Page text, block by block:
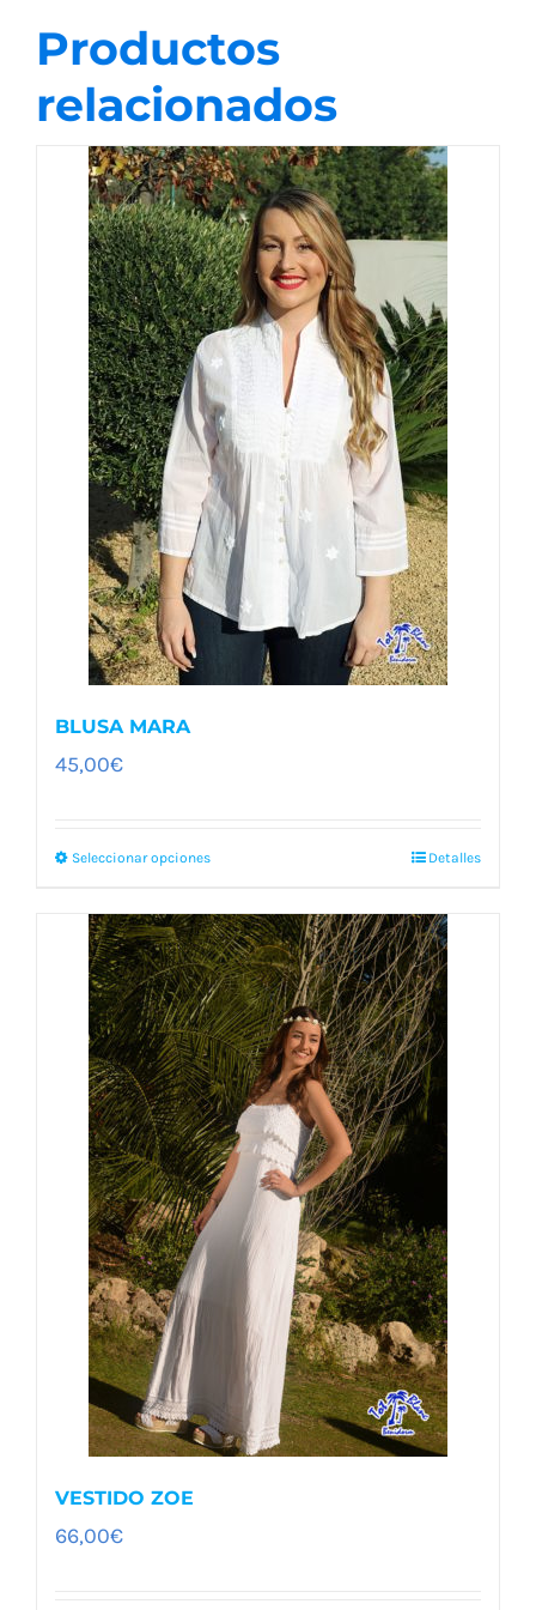
Productos
relacionados
BLUSA MARA
45,00€
Seleccionar opcionesEste
tiene
múltiples
variantes.
Las
opciones
se
pueden
elegir
página
producto
Detalles
VESTIDO ZOE
66,00€